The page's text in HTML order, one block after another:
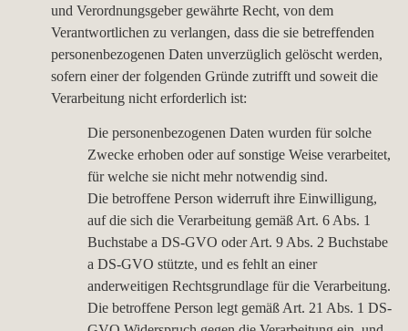
und Verordnungsgeber gewährte Recht, von dem
Verantwortlichen zu verlangen, dass die sie betreffenden
personenbezogenen Daten unverzüglich gelöscht werden,
sofern einer der folgenden Gründe zutrifft und soweit die
Verarbeitung nicht erforderlich ist:
Die personenbezogenen Daten wurden für solche
Zwecke erhoben oder auf sonstige Weise verarbeitet,
für welche sie nicht mehr notwendig sind.
Die betroffene Person widerruft ihre Einwilligung,
auf die sich die Verarbeitung gemäß Art. 6 Abs. 1
Buchstabe a DS-GVO oder Art. 9 Abs. 2 Buchstabe
a DS-GVO stützte, und es fehlt an einer
anderweitigen Rechtsgrundlage für die Verarbeitung.
Die betroffene Person legt gemäß Art. 21 Abs. 1 DS-